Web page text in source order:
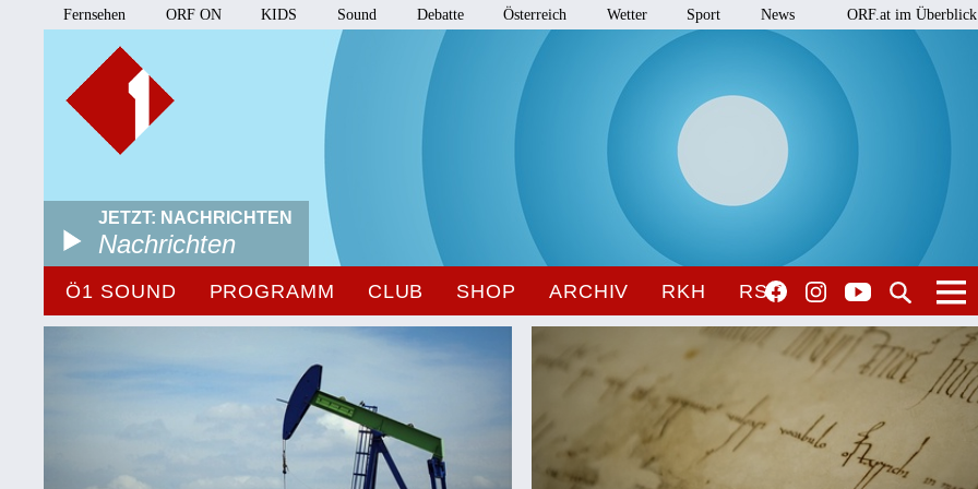
Fernsehen ORF ON KIDS Sound Debatte Österreich Wetter Sport News ORF.at im Überblick
JETZT: NACHRICHTEN
Nachrichten
Ö1 SOUND PROGRAMM CLUB SHOP ARCHIV RKH RSO